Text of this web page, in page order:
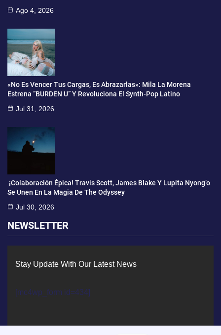
Ago 4, 2026
«No Es Vencer Tus Cargas, Es Abrazarlas»: Mila La Morena
Estrena “BURDEN U” Y Revoluciona El Synth-Pop Latino
Jul 31, 2026
¡Colaboración Épica! Travis Scott, James Blake Y Lupita Nyong’o
Se Unen En La Magia De The Odyssey
Jul 30, 2026
NEWSLETTER
Stay Update With Our Latest News
[mc4wp_form id=434]